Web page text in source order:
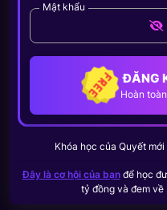
Mật khẩu
ĐĂNG
Hoàn
Khóa học của Quyếtmới
Đây là cơ hội của bạnđể học
tỷ đồng và đem về